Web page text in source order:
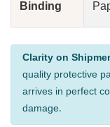
Binding
Clarity on
quality protective
arrives in perfect
damage.